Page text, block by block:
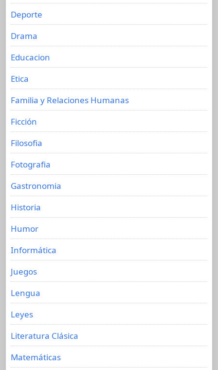
Deporte
Drama
Educacion
Etica
Familia y Relaciones Humanas
Ficción
Filosofia
Fotografia
Gastronomia
Historia
Humor
Informática
Juegos
Lengua
Leyes
Literatura Clásica
Matemáticas